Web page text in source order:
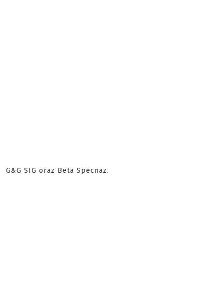
G&G SIG oraz Beta Specnaz.